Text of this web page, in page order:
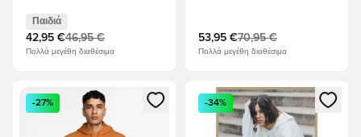
Λευκό Παιδιά
Παιδιά
42,95 €46,95 €
Πολλά μεγέθη διαθέσιμα
53,95 €70,95 €
Πολλά μεγέθη διαθέσιμα
Ανοίγει ένα Modal για να συνδεθείτε ή να εγγραφείτε ως
-27%
Ανοίγει ένα Modal για να
-34%